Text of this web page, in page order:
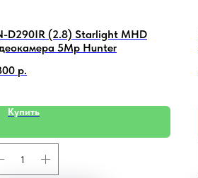
D290IR (2.8) Starlight MHD
5Mp Hunter
р.
Купить